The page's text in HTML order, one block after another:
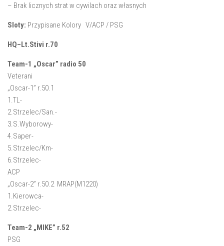
– Brak licznych strat w cywilach oraz własnych
Sloty: Przypisane Kolory V/ACP / PSG
HQ–Lt.Stivi r.70
Team-1 „Oscar” radio 50
Veterani
„Oscar-1” r.50.1
1.TL-
2.Strzelec/San.-
3.S.Wyborowy-
4.Saper-
5.Strzelec/Km-
6.Strzelec-
ACP
„Oscar-2” r.50.2MRAP(M1220)
1.Kierowca-
2.Strzelec-
Team-2 „MIKE” r.52
PSG